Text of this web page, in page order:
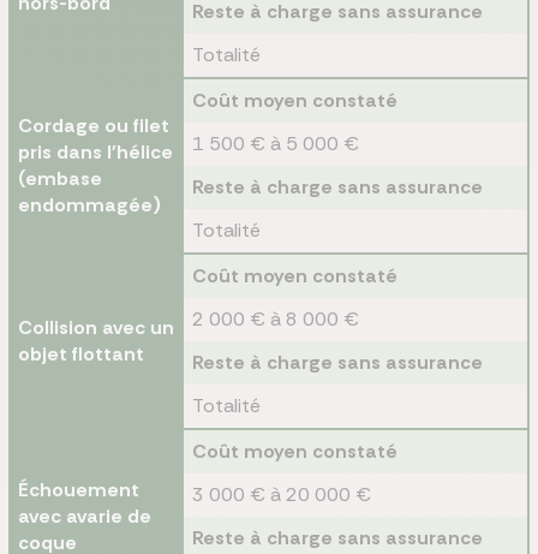
Reste à charge sans assurance
Totalité
Cordage ou filet
pris dans l'hélice
(embase
endommagée)
Coût moyen constaté
1 500 € à 5 000 €
Reste à charge sans assurance
Totalité
Collision avec un
objet flottant
Coût moyen constaté
2 000 € à 8 000 €
Reste à charge sans assurance
Totalité
Échouement
avec avarie de
coque
Coût moyen constaté
3 000 € à 20 000 €
Reste à charge sans assurance